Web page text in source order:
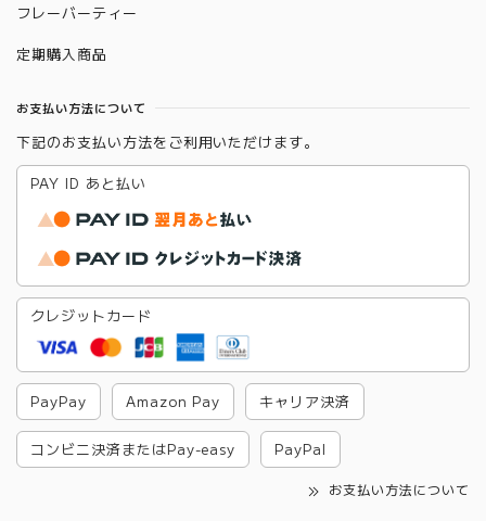
フレーバーティー
定期購入商品
お支払い方法について
下記のお支払い方法をご利用いただけます。
PAY ID あと払い
クレジットカード
PayPay Amazon Pay キャリア決済
コンビニ決済またはPay-easy PayPal
お支払い方法について